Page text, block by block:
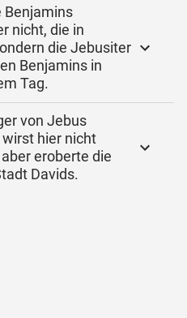
Benjamins
nicht, die in
die Jebusiter
Benjamins in
Tag.
von Jebus
wirst hier nicht
eroberte die
Davids.